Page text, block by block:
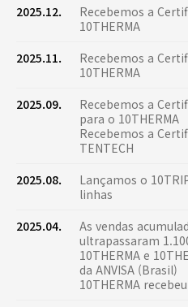
2025.12.
Recebemos a
10THERMA
2025.11.
Recebemos a
10THERMA
2025.09.
Recebemos a
para o 10THERMA
Recebemos a
TENTECH
2025.08.
Lançamos o
linhas
2025.04.
As vendas
ultrapassaram
10THERMA e
da ANVISA (Brasil)
10THERMA